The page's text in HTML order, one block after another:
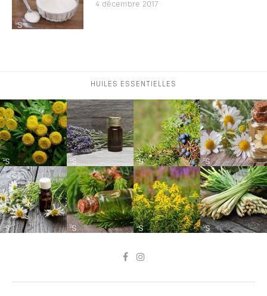
4 décembre 2017
HUILES ESSENTIELLES